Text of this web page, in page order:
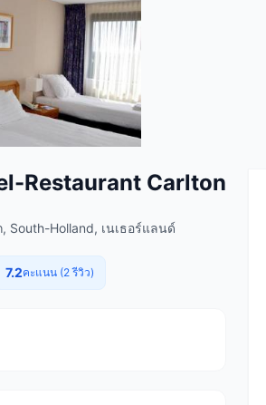
Restaurant Carlton
South-Holland, เนเธอร์แลนด์
7.2คะแนน (2 รีวิว)